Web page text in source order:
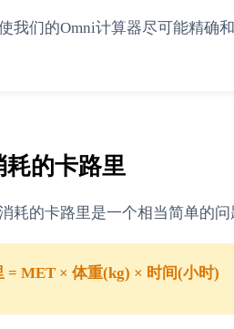
我们的Omni计算器尽可能精确
耗的卡路里
耗的卡路里是一个相当简单的
= MET × 体重(kg) × 时间(小时)